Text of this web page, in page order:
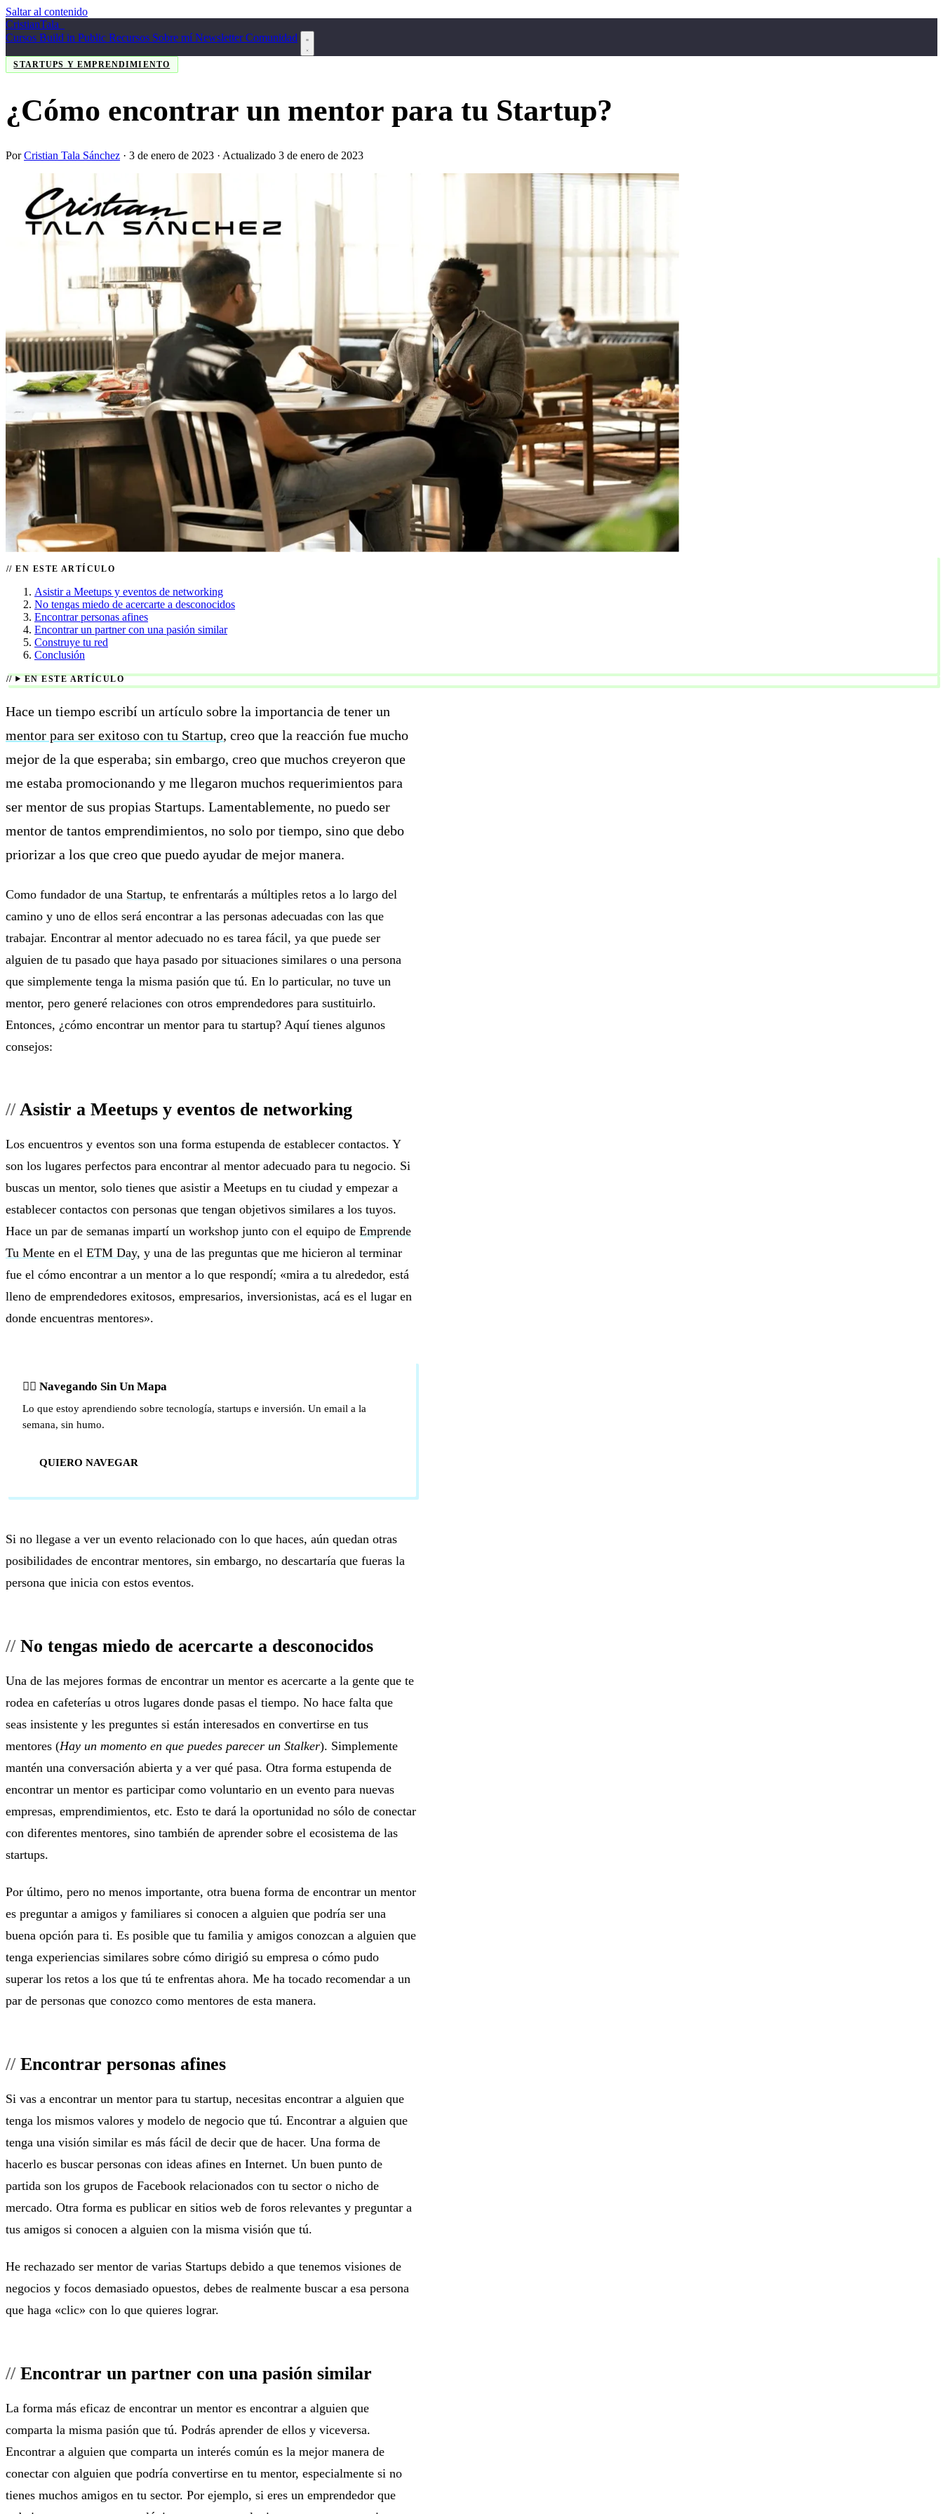
Saltar al contenido
CristianTala
Cursos Build in Public Recursos Sobre míNewsletterComunidad
STARTUPS Y EMPRENDIMIENTO
¿Cómo encontrar un mentor para tu Startup?
PorCristian Tala Sánchez · 3 de enero de 2023 · Actualizado 3 de enero de 2023
EN ESTE ARTÍCULO
Asistir a Meetups y eventos de networking
No tengas miedo de acercarte a desconocidos
Encontrar personas afines
Encontrar un partner con una pasión similar
Construye tu red
Conclusión
EN ESTE ARTÍCULO
Hace un tiempo escribí un artículo sobre la importancia de tener un
mentor para ser exitoso con tu Startup, creo que la reacción fue mucho
mejor de la que esperaba; sin embargo, creo que muchos creyeron que
me estaba promocionando y me llegaron muchos requerimientos para
ser mentor de sus propias Startups. Lamentablemente, no puedo ser
mentor de tantos emprendimientos, no solo por tiempo, sino que debo
priorizar a los que creo que puedo ayudar de mejor manera.
Como fundador de una Startup, te enfrentarás a múltiples retos a lo largo del
camino y uno de ellos será encontrar a las personas adecuadas con las que
trabajar. Encontrar al mentor adecuado no es tarea fácil, ya que puede ser
alguien de tu pasado que haya pasado por situaciones similares o una persona
que simplemente tenga la misma pasión que tú. En lo particular, no tuve un
mentor, pero generé relaciones con otros emprendedores para sustituirlo.
Entonces, ¿cómo encontrar un mentor para tu startup? Aquí tienes algunos
consejos:
Asistir a Meetups y eventos de networking
Los encuentros y eventos son una forma estupenda de establecer contactos. Y
son los lugares perfectos para encontrar al mentor adecuado para tu negocio. Si
buscas un mentor, solo tienes que asistir a Meetups en tu ciudad y empezar a
establecer contactos con personas que tengan objetivos similares a los tuyos.
Hace un par de semanas impartí un workshop junto con el equipo de Emprende
Tu Mente en el ETM Day, y una de las preguntas que me hicieron al terminar
fue el cómo encontrar a un mentor a lo que respondí; «mira a tu alrededor, está
lleno de emprendedores exitosos, empresarios, inversionistas, acá es el lugar en
donde encuentras mentores».
🏴‍☠️ Navegando Sin Un Mapa
Lo que estoy aprendiendo sobre tecnología, startups e inversión. Un email a la
semana, sin humo.
QUIERO NAVEGAR
Si no llegase a ver un evento relacionado con lo que haces, aún quedan otras
posibilidades de encontrar mentores, sin embargo, no descartaría que fueras la
persona que inicia con estos eventos.
No tengas miedo de acercarte a desconocidos
Una de las mejores formas de encontrar un mentor es acercarte a la gente que te
rodea en cafeterías u otros lugares donde pasas el tiempo. No hace falta que
seas insistente y les preguntes si están interesados en convertirse en tus
mentores (Hay un momento en que puedes parecer un Stalker). Simplemente
mantén una conversación abierta y a ver qué pasa. Otra forma estupenda de
encontrar un mentor es participar como voluntario en un evento para nuevas
empresas, emprendimientos, etc. Esto te dará la oportunidad no sólo de conectar
con diferentes mentores, sino también de aprender sobre el ecosistema de las
startups.
Por último, pero no menos importante, otra buena forma de encontrar un mentor
es preguntar a amigos y familiares si conocen a alguien que podría ser una
buena opción para ti. Es posible que tu familia y amigos conozcan a alguien que
tenga experiencias similares sobre cómo dirigió su empresa o cómo pudo
superar los retos a los que tú te enfrentas ahora. Me ha tocado recomendar a un
par de personas que conozco como mentores de esta manera.
Encontrar personas afines
Si vas a encontrar un mentor para tu startup, necesitas encontrar a alguien que
tenga los mismos valores y modelo de negocio que tú. Encontrar a alguien que
tenga una visión similar es más fácil de decir que de hacer. Una forma de
hacerlo es buscar personas con ideas afines en Internet. Un buen punto de
partida son los grupos de Facebook relacionados con tu sector o nicho de
mercado. Otra forma es publicar en sitios web de foros relevantes y preguntar a
tus amigos si conocen a alguien con la misma visión que tú.
He rechazado ser mentor de varias Startups debido a que tenemos visiones de
negocios y focos demasiado opuestos, debes de realmente buscar a esa persona
que haga «clic» con lo que quieres lograr.
Encontrar un partner con una pasión similar
La forma más eficaz de encontrar un mentor es encontrar a alguien que
comparta la misma pasión que tú. Podrás aprender de ellos y viceversa.
Encontrar a alguien que comparta un interés común es la mejor manera de
conectar con alguien que podría convertirse en tu mentor, especialmente si no
tienes muchos amigos en tu sector. Por ejemplo, si eres un emprendedor que